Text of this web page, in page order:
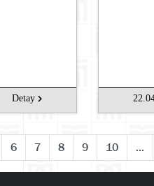
Detay
6 7 8 9 10 ...